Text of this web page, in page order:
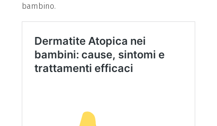
bambino.